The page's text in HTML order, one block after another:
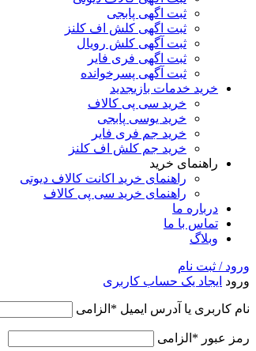
ثبت اگهی پابجی
ثبت اگهی کلش اف کلنز
ثبت آگهی کلش رویال
ثبت اگهی فری فایر
ثبت آگهی پسرخوانده
خرید خدمات بازیجدید
خرید سی پی کالاف
خرید یوسی پابجی
خرید جم فری فایر
خرید جم کلش اف کلنز
راهنمای خرید
راهنمای خرید اکانت کالاف دیوتی
راهنمای خرید سی پی کالاف
درباره ما
تماس با ما
وبلاگ
ورود / ثبت نام
ورود ایجاد یک حساب کاربری
نام کاربری یا آدرس ایمیل * الزامی
رمز عبور * الزامی